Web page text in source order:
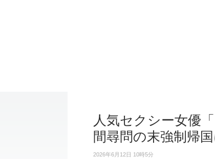
人気セクシー女優
間尋問の末強制帰
2026年6月12日 10時5分